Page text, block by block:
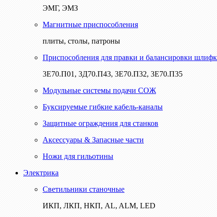
ЭМГ, ЭМЗ
Магнитные приспособления
плиты, столы, патроны
Приспособления для правки и балансировки
3Е70.П01, 3Д70.П43, 3Е70.П32, 3Е70.П35
Модульные системы подачи СОЖ
Буксируемые гибкие кабель-каналы
Защитные ограждения для станков
Аксессуары & Запасные части
Ножи для гильотины
Электрика
Светильники станочные
ИКП, ЛКП, НКП, AL, ALM, LED